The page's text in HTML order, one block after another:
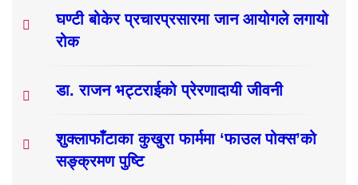
घण्टी बोकेर प्रचारप्रसारमा जान आयोगले लगायो
रोक
डा. राजन भट्टराईको प्रेरणादायी जीवनी
शुक्लाफाँटाका कुखुरा फार्ममा ‘फाउल पोक्स’को
सङ्क्रमण पुष्टि